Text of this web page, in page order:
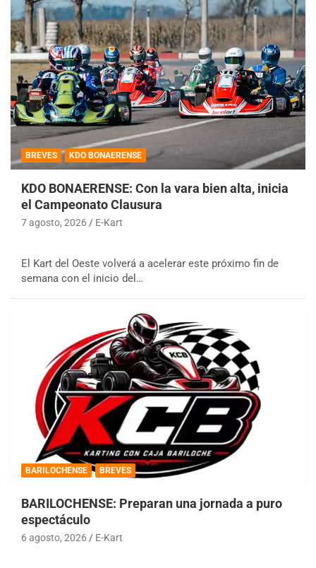
BREVES KDO BONAERENSE
KDO BONAERENSE: Con la vara bien alta, inicia
el Campeonato Clausura
7 agosto, 2026 E-Kart
El Kart del Oeste volverá a acelerar este próximo fin de
semana con el inicio del…
BARILOCHENSE BREVES
BARILOCHENSE: Preparan una jornada a puro
espectáculo
6 agosto, 2026 E-Kart